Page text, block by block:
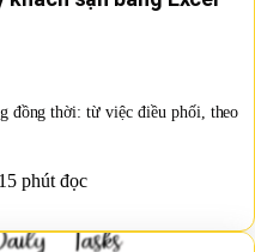
đồng thời: từ việc điều phối, theo
15 phút đọc